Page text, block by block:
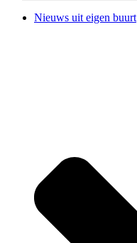
Nieuws uit eigen buurt